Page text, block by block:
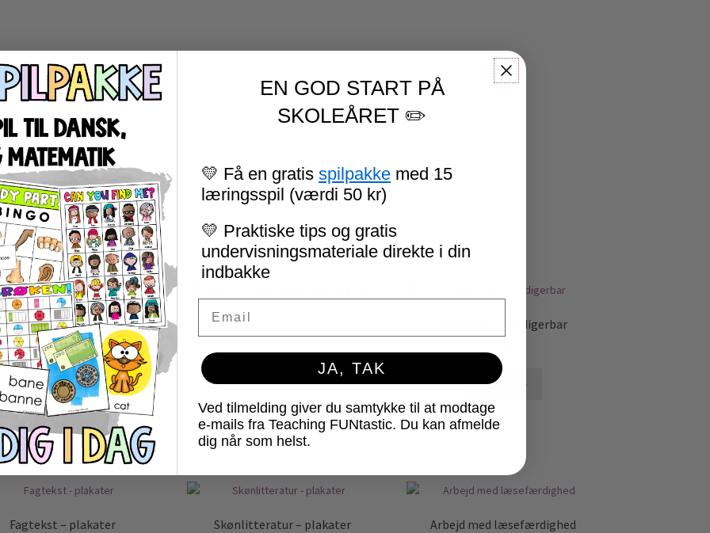
med aktiviteter
35kr.
Læs mere
Jeg kan! Godt klassemiljø og gode
arbejdsvaner
Læs mere
Læsebingo – redigerbar
Læs mere
Fagtekst – plakater Skønlitteratur – plakater Arbejd med læsefærdighed
EN GOD START PÅ
SKOLEÅRET ✏️
💛 Få en gratis spilpakke med 15
læringsspil (værdi 50 kr)
💛 Praktiske tips og gratis
undervisningsmateriale direkte i din
indbakke
JA, TAK
Ved tilmelding giver du samtykke til at modtage
e-mails fra Teaching FUNtastic. Du kan afmelde
dig når som helst.